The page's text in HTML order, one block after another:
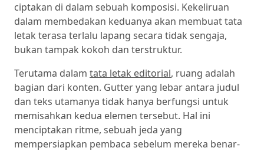
ciptakan di dalam sebuah komposisi. Kekeliruan
dalam membedakan keduanya akan membuat tata
letak terasa terlalu lapang secara tidak sengaja,
bukan tampak kokoh dan terstruktur.
Terutama dalam tata letak editorial, ruang adalah
bagian dari konten. Gutter yang lebar antara judul
dan teks utamanya tidak hanya berfungsi untuk
memisahkan kedua elemen tersebut. Hal ini
menciptakan ritme, sebuah jeda yang
mempersiapkan pembaca sebelum mereka benar-